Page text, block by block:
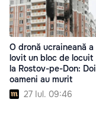
O dronă ucraineană a
lovit un bloc de locuit
la Rostov-pe-Don: Doi
oameni au murit
27 Iul. 09:46